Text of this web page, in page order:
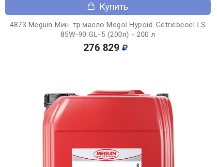
Купить
4873 Meguin Мин. тр.масло Megol Hypoid-Getriebeoel LS
85W-90 GL-5 (200л) - 200 л
276 829